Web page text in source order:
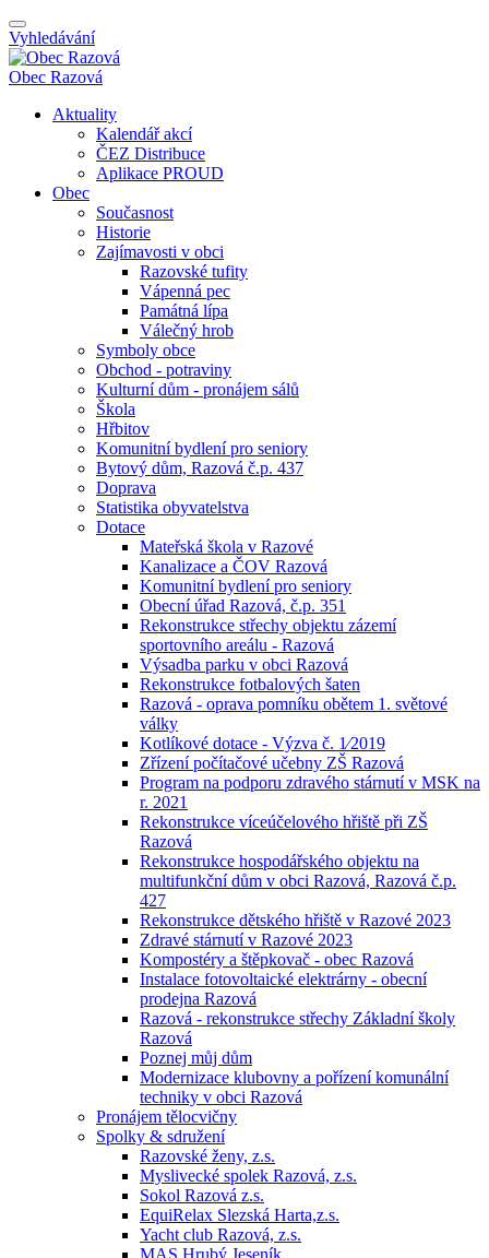
Vyhledávání
Obec Razová
Aktuality
Kalendář akcí
ČEZ Distribuce
Aplikace PROUD
Obec
Současnost
Historie
Zajímavosti v obci
Razovské tufity
Vápenná pec
Památná lípa
Válečný hrob
Symboly obce
Obchod - potraviny
Kulturní dům - pronájem sálů
Škola
Hřbitov
Komunitní bydlení pro seniory
Bytový dům, Razová č.p. 437
Doprava
Statistika obyvatelstva
Dotace
Mateřská škola v Razové
Kanalizace a ČOV Razová
Komunitní bydlení pro seniory
Obecní úřad Razová, č.p. 351
Rekonstrukce střechy objektu zázemí
sportovního areálu - Razová
Výsadba parku v obci Razová
Rekonstrukce fotbalových šaten
Razová - oprava pomníku obětem 1. světové
války
Kotlíkové dotace - Výzva č. 1⁄2019
Zřízení počítačové učebny ZŠ Razová
Program na podporu zdravého stárnutí v MSK na
r. 2021
Rekonstrukce víceúčelového hřiště při ZŠ
Razová
Rekonstrukce hospodářského objektu na
multifunkční dům v obci Razová, Razová č.p.
427
Rekonstrukce dětského hřiště v Razové 2023
Zdravé stárnutí v Razové 2023
Kompostéry a štěpkovač - obec Razová
Instalace fotovoltaické elektrárny - obecní
prodejna Razová
Razová - rekonstrukce střechy Základní školy
Razová
Poznej můj dům
Modernizace klubovny a pořízení komunální
techniky v obci Razová
Pronájem tělocvičny
Spolky & sdružení
Razovské ženy, z.s.
Myslivecké spolek Razová, z.s.
Sokol Razová z.s.
EquiRelax Slezská Harta,z.s.
Yacht club Razová, z.s.
MAS Hrubý Jeseník